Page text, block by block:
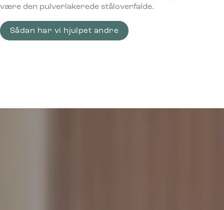
være den pulverlakerede ståloverfalde.
Sådan har vi hjulpet andre